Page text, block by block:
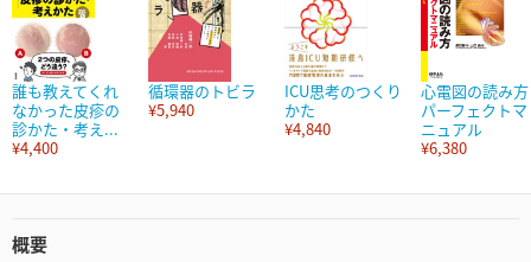
誰も教えてくれ
なかった皮疹の
診かた・考え...
¥4,400
循環器のトビラ
¥5,940
ICU思考のつくり
かた
¥4,840
心電図の読み方
パーフェクトマ
ニュアル
¥6,380
概要